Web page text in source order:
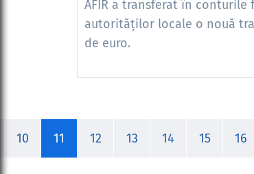
AFIR a transferat în
autorităților locale o nouă
de euro.
10 11 12 13 14 15 16